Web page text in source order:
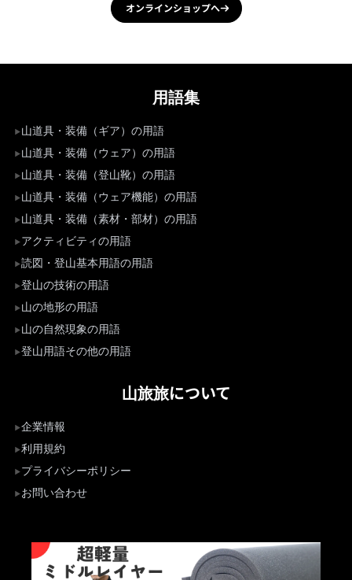
オンラインショップへ
用語集
山道具・装備（ギア）の用語
山道具・装備（ウェア）の用語
山道具・装備（登山靴）の用語
山道具・装備（ウェア機能）の用語
山道具・装備（素材・部材）の用語
アクティビティの用語
読図・登山基本用語の用語
登山の技術の用語
山の地形の用語
山の自然現象の用語
登山用語その他の用語
山旅旅について
企業情報
利用規約
プライバシーポリシー
お問い合わせ